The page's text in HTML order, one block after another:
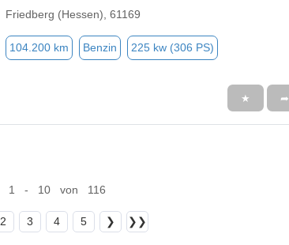
Friedberg (Hessen), 61169
104.200 km Benzin 225 kw (306 PS)
★ ➦
1 - 10 von 116
2 3 4 5 ❯ ❯❯